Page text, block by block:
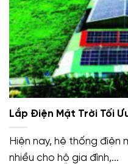
Lắp Điện Mặt Trời Tối
Hiện nay, hệ thống
nhiều cho hộ gia đình,...